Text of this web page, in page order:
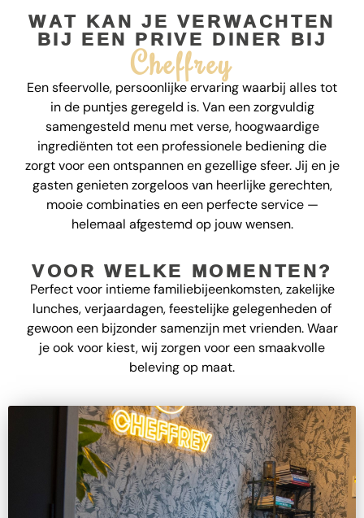
WAT KAN JE VERWACHTEN
BIJ EEN PRIVE DINER BIJ
Cheffrey
Een sfeervolle, persoonlijke ervaring waarbij alles tot
in de puntjes geregeld is. Van een zorgvuldig
samengesteld menu met verse, hoogwaardige
ingrediënten tot een professionele bediening die
zorgt voor een ontspannen en gezellige sfeer. Jij en je
gasten genieten zorgeloos van heerlijke gerechten,
mooie combinaties en een perfecte service —
helemaal afgestemd op jouw wensen.
VOOR WELKE MOMENTEN?
Perfect voor intieme familiebijeenkomsten, zakelijke
lunches, verjaardagen, feestelijke gelegenheden of
gewoon een bijzonder samenzijn met vrienden. Waar
je ook voor kiest, wij zorgen voor een smaakvolle
beleving op maat.